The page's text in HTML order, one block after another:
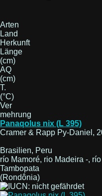
Arten
Land
Herkunft
Länge
(cm)
AQ
(cm)
T.
(°C)
Ver
mehrung
Panaqolus nix (L 395)
Cramer & Rapp Py-Daniel,
Brasilien, Peru
río Mamoré, rio Madeira -,
Tambopata
(Rondônia)